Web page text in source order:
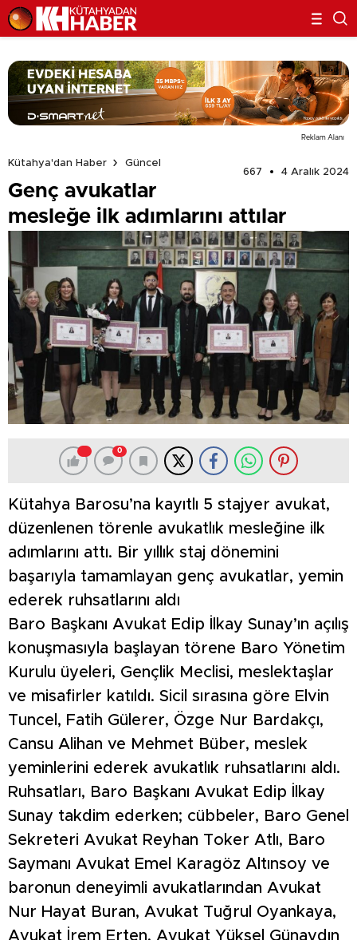
Reklam Alanı
Kütahya'dan Haber
Güncel
667
4 Aralık 2024
Genç avukatlar
mesleğe ilk adımlarını attılar
0
Kütahya Barosu’na kayıtlı 5 stajyer avukat,
düzenlenen törenle avukatlık mesleğine ilk
adımlarını attı. Bir yıllık staj dönemini
başarıyla tamamlayan genç avukatlar, yemin
ederek ruhsatlarını aldı
Baro Başkanı Avukat Edip İlkay Sunay’ın açılış
konuşmasıyla başlayan törene Baro Yönetim
Kurulu üyeleri, Gençlik Meclisi, meslektaşlar
ve misafirler katıldı. Sicil sırasına göre Elvin
Tuncel, Fatih Gülerer, Özge Nur Bardakçı,
Cansu Alihan ve Mehmet Büber, meslek
yeminlerini ederek avukatlık ruhsatlarını aldı.
Ruhsatları, Baro Başkanı Avukat Edip İlkay
Sunay takdim ederken; cübbeler, Baro Genel
Sekreteri Avukat Reyhan Toker Atlı, Baro
Saymanı Avukat Emel Karagöz Altınsoy ve
baronun deneyimli avukatlarından Avukat
Nur Hayat Buran, Avukat Tuğrul Oyankaya,
Avukat İrem Erten, Avukat Yüksel Günaydın